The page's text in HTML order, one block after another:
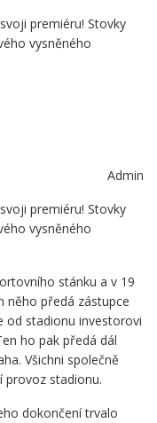
premiéru! Stovky
vysněného
Admin
premiéru! Stovky
vysněného
stánku a v 19
něho předá zástupce
od stadionu investorovi
ho pak předá dál
Všichni společně
provoz stadionu.
dokončení trvalo